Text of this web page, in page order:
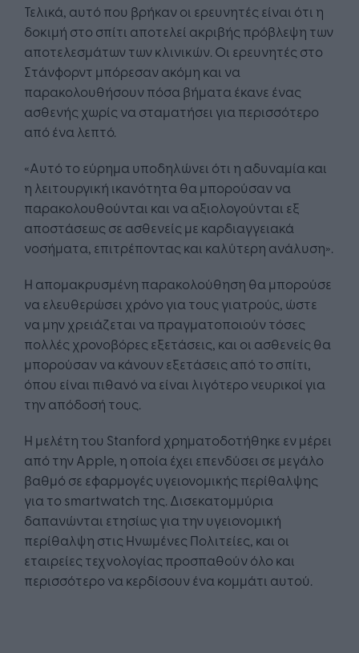
Τελικά, αυτό που βρήκαν οι ερευνητές είναι ότι η
δοκιμή στο σπίτι αποτελεί ακριβής πρόβλεψη των
αποτελεσμάτων των κλινικών. Οι ερευνητές στο
Στάνφορντ μπόρεσαν ακόμη και να
παρακολουθήσουν πόσα βήματα έκανε ένας
ασθενής χωρίς να σταματήσει για περισσότερο
από ένα λεπτό.
«Αυτό το εύρημα υποδηλώνει ότι η αδυναμία και
η λειτουργική ικανότητα θα μπορούσαν να
παρακολουθούνται και να αξιολογούνται εξ
αποστάσεως σε ασθενείς με καρδιαγγειακά
νοσήματα, επιτρέποντας και καλύτερη ανάλυση».
Η απομακρυσμένη παρακολούθηση θα μπορούσε
να ελευθερώσει χρόνο για τους γιατρούς, ώστε
να μην χρειάζεται να πραγματοποιούν τόσες
πολλές χρονοβόρες εξετάσεις, και οι ασθενείς θα
μπορούσαν να κάνουν εξετάσεις από το σπίτι,
όπου είναι πιθανό να είναι λιγότερο νευρικοί για
την απόδοσή τους.
Η μελέτη του Stanford χρηματοδοτήθηκε εν μέρει
από την Apple, η οποία έχει επενδύσει σε μεγάλο
βαθμό σε εφαρμογές υγειονομικής περίθαλψης
για το smartwatch της. Δισεκατομμύρια
δαπανώνται ετησίως για την υγειονομική
περίθαλψη στις Ηνωμένες Πολιτείες, και οι
εταιρείες τεχνολογίας προσπαθούν όλο και
περισσότερο να κερδίσουν ένα κομμάτι αυτού.